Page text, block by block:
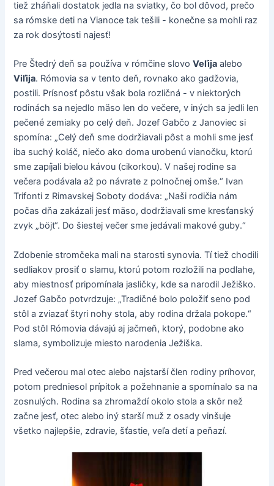
tiež zháňali dostatok jedla na sviatky, čo bol dôvod, prečo
sa rómske deti na Vianoce tak tešili - konečne sa mohli raz
za rok dosýtosti najesť!
Pre Štedrý deň sa používa v rómčine slovoVeľija alebo
Viľija. Rómovia sa v tento deň, rovnako ako gadžovia,
postili. Prísnosť pôstu však bola rozličná - v niektorých
rodinách sa nejedlo mäso len do večere, v iných sa jedli len
pečené zemiaky po celý deň. Jozef Gabčo z Janoviec si
spomína: „Celý deň sme dodržiavali pôst a mohli sme jesť
iba suchý koláč, niečo ako doma urobenú vianočku, ktorú
sme zapíjali bielou kávou (cikorkou). V našej rodine sa
večera podávala až po návrate z polnočnej omše.“ Ivan
Trifonti z Rimavskej Soboty dodáva: „Naši rodičia nám
počas dňa zakázali jesť mäso, dodržiavali sme kresťanský
zvyk „böjt“. Do šiestej večer sme jedávali makové guby.“
Zdobenie stromčeka mali na starosti synovia. Tí tiež chodili
sedliakov prosiť o slamu, ktorú potom rozložili na podlahe,
aby miestnosť pripomínala jasličky, kde sa narodil Ježiško.
Jozef Gabčo potvrdzuje: „Tradičné bolo položiť seno pod
stôl a zviazať štyri nohy stola, aby rodina držala pokope.“
Pod stôl Rómovia dávajú aj jačmeň, ktorý, podobne ako
slama, symbolizuje miesto narodenia Ježiška.
Pred večerou mal otec alebo najstarší člen rodiny príhovor,
potom predniesol prípitok a požehnanie a spomínalo sa na
zosnulých. Rodina sa zhromaždí okolo stola a skôr než
začne jesť, otec alebo iný starší muž z osady vinšuje
všetko najlepšie, zdravie, šťastie, veľa detí a peňazí.